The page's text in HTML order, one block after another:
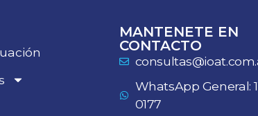
MANTENETE EN
CONTACTO
WhatsApp General:
0177